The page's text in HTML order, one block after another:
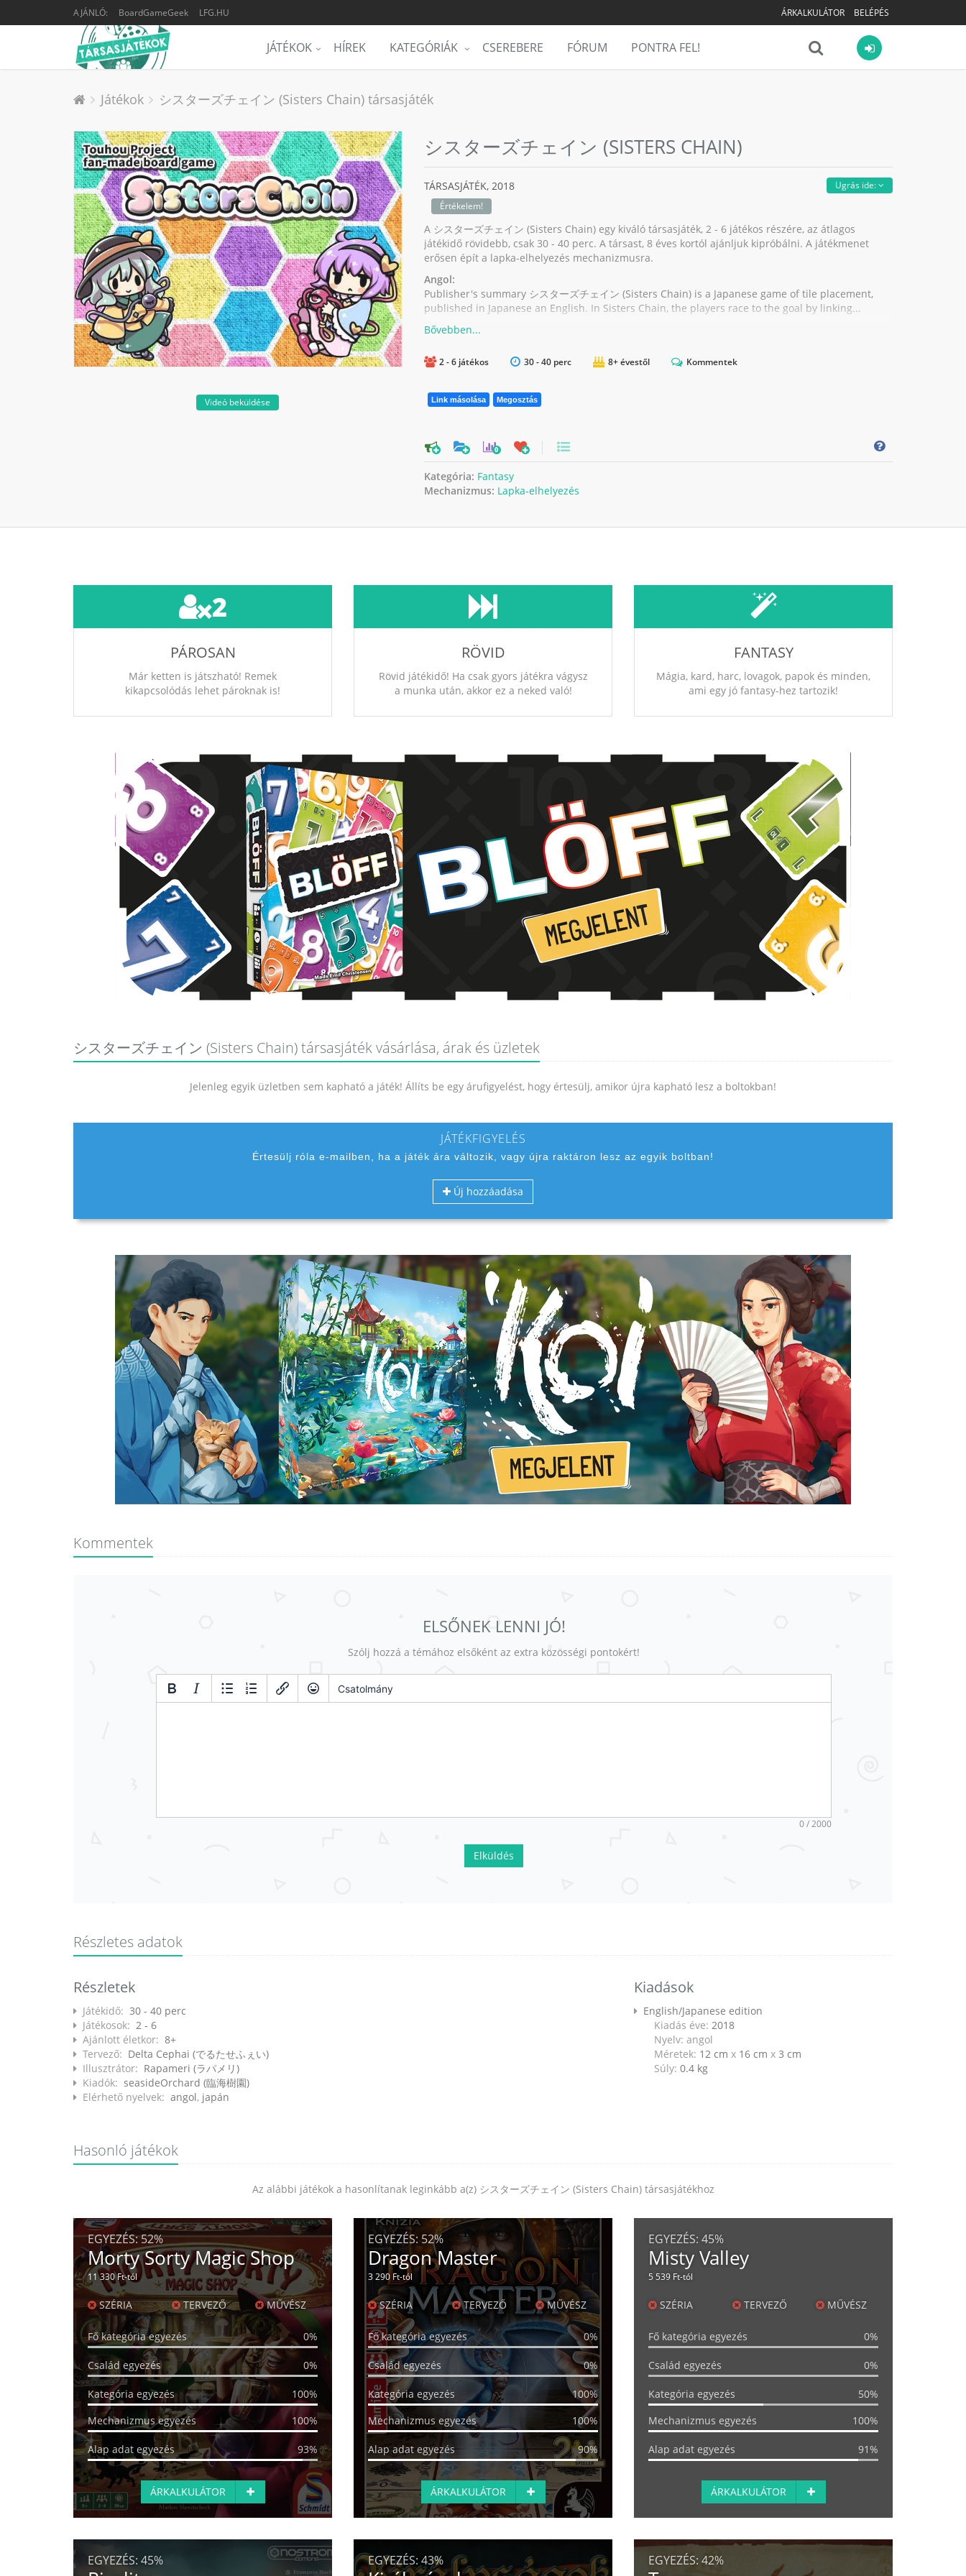
AJÁNLÓ: BoardGameGeek LFG.HU ÁRKALKULÁTOR BELÉPÉS
JÁTÉKOK HÍREK KATEGÓRIÁK CSEREBERE FÓRUM PONTRA FEL!
Játékok シスターズチェイン (Sisters Chain) társasjáték
Videó beküldése
シスターズチェイン (SISTERS CHAIN)
Ugrás ide:
TÁRSASJÁTÉK, 2018
Értékelem!
A シスターズチェイン (Sisters Chain) egy kiváló társasjáték, 2 - 6 játékos részére, az átlagos
játékidő rövidebb, csak 30 - 40 perc. A társast, 8 éves kortól ajánljuk kipróbálni. A játékmenet
erősen épít a lapka-elhelyezés mechanizmusra.
Angol:
Publisher's summary シスターズチェイン (Sisters Chain) is a Japanese game of tile placement,
published in Japanese an English. In Sisters Chain, the players race to the goal by linking...
2 - 6 játékos 30 - 40 perc 8+ évestől Kommentek
Link másolása Megosztás
0
Kategória: Fantasy
Mechanizmus: Lapka-elhelyezés
2
PÁROSAN
Már ketten is játszható! Remek
kikapcsolódás lehet pároknak is!
RÖVID
Rövid játékidő! Ha csak gyors játékra vágysz
a munka után, akkor ez a neked való!
FANTASY
Mágia, kard, harc, lovagok, papok és minden,
ami egy jó fantasy-hez tartozik!
シスターズチェイン (Sisters Chain) társasjáték vásárlása, árak és üzletek
Jelenleg egyik üzletben sem kapható a játék! Állíts be egy árufigyelést, hogy értesülj, amikor újra kapható lesz a boltokban!
JÁTÉKFIGYELÉS
Értesülj róla e-mailben, ha a játék ára változik, vagy újra raktáron lesz az egyik boltban!
Új hozzáadása
Kommentek
ELSŐNEK LENNI JÓ!
Szólj hozzá a témához elsőként az extra közösségi pontokért!
Csatolmány
0 / 2000
Elküldés
Részletes adatok
Részletek
Játékidő: 30 - 40 perc
Játékosok: 2 - 6
Ajánlott életkor: 8+
Tervező: Delta Cephai (でるたせふぇい)
Illusztrátor: Rapameri (ラパメリ)
Kiadók: seasideOrchard (臨海樹園)
Elérhető nyelvek: angol, japán
Kiadások
English/Japanese edition
Kiadás éve: 2018
Nyelv: angol
Méretek: 12 cm x 16 cm x 3 cm
Súly: 0.4 kg
Hasonló játékok
Az alábbi játékok a hasonlítanak leginkább a(z) シスターズチェイン (Sisters Chain) társasjátékhoz
EGYEZÉS:52%
Morty Sorty Magic Shop
11 330 Ft-tól
SZÉRIA TERVEZŐ MŰVÉSZ
Fő kategória egyezés 0%
Család egyezés 0%
Kategória egyezés
100%
Mechanizmus egyezés
100%
Alap adat egyezés 93%
ÁRKALKULÁTOR
EGYEZÉS:52%
Dragon Master
3 290 Ft-tól
SZÉRIA TERVEZŐ MŰVÉSZ
Fő kategória egyezés 0%
Család egyezés 0%
Kategória egyezés
100%
Mechanizmus egyezés
100%
Alap adat egyezés 90%
ÁRKALKULÁTOR
EGYEZÉS: 45%
Misty Valley
5 539 Ft-tól
SZÉRIA TERVEZŐ MŰVÉSZ
Fő kategória egyezés 0%
Család egyezés 0%
Kategória egyezés
50%
Mechanizmus egyezés
100%
Alap adat egyezés 91%
ÁRKALKULÁTOR
EGYEZÉS: 45% EGYEZÉS: 43% EGYEZÉS: 42%